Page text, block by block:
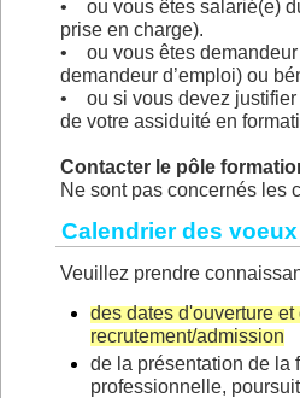
• ou vous êtes salarié(e)
prise en charge).
• ou vous êtes demandeur
demandeur d’emploi) ou
• ou si vous devez justifier
de votre assiduité en
Contacter le pôle
Ne sont pas concernés les
Calendrier des
Veuillez prendre
des dates d'ouverture
recrutement/admission
de la présentation de la
professionnelle,